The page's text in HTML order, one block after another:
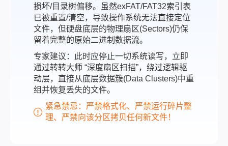
损坏/目录树偏移。虽然exFAT/FAT32索引表
已被重置/清空，导致操作系统无法直接定位
文件，但硬盘底层的物理扇区(Sectors)仍保
留着完整的原始二进制数据流。
专家建议：此时应停止一切系统读写，立即
通过转转大师 “深度扇区扫描”，绕过逻辑驱
动层，直接从底层数据簇(Data Clusters)中重
组并恢复丢失的文件。
紧急禁忌：严禁格式化、严禁运行碎片整
理、严禁向该分区拷贝任何新文件！